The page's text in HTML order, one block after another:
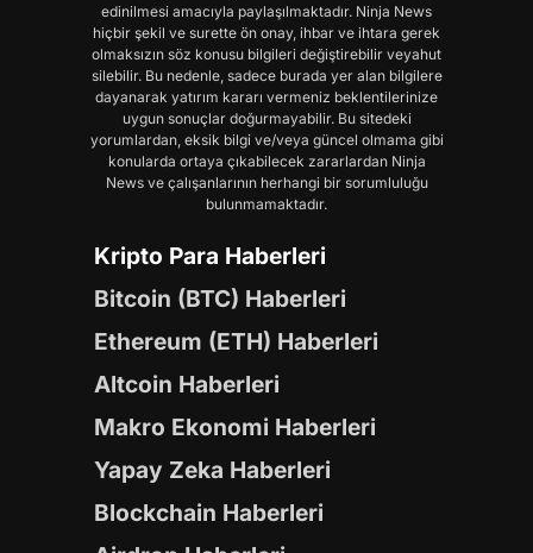
edinilmesi amacıyla paylaşılmaktadır. Ninja News
hiçbir şekil ve surette ön onay, ihbar ve ihtara gerek
olmaksızın söz konusu bilgileri değiştirebilir veyahut
silebilir. Bu nedenle, sadece burada yer alan bilgilere
dayanarak yatırım kararı vermeniz beklentilerinize
uygun sonuçlar doğurmayabilir. Bu sitedeki
yorumlardan, eksik bilgi ve/veya güncel olmama gibi
konularda ortaya çıkabilecek zararlardan Ninja
News ve çalışanlarının herhangi bir sorumluluğu
bulunmamaktadır.
Kripto Para Haberleri
Bitcoin (BTC) Haberleri
Ethereum (ETH) Haberleri
Altcoin Haberleri
Makro Ekonomi Haberleri
Yapay Zeka Haberleri
Blockchain Haberleri